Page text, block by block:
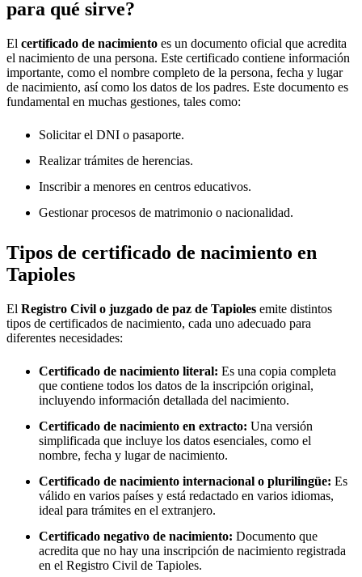
para qué sirve?
El certificado de nacimiento es un documento oficial que acredita
el nacimiento de una persona. Este certificado contiene información
importante, como el nombre completo de la persona, fecha y lugar
de nacimiento, así como los datos de los padres. Este documento es
fundamental en muchas gestiones, tales como:
Solicitar el DNI o pasaporte.
Realizar trámites de herencias.
Inscribir a menores en centros educativos.
Gestionar procesos de matrimonio o nacionalidad.
Tipos de certificado de nacimiento en
Tapioles
El Registro Civil o juzgado de paz de Tapioles emite distintos
tipos de certificados de nacimiento, cada uno adecuado para
diferentes necesidades:
Certificado de nacimiento literal: Es una copia completa
que contiene todos los datos de la inscripción original,
incluyendo información detallada del nacimiento.
Certificado de nacimiento en extracto: Una versión
simplificada que incluye los datos esenciales, como el
nombre, fecha y lugar de nacimiento.
Certificado de nacimiento internacional o plurilingüe: Es
válido en varios países y está redactado en varios idiomas,
ideal para trámites en el extranjero.
Certificado negativo de nacimiento: Documento que
acredita que no hay una inscripción de nacimiento registrada
en el Registro Civil de Tapioles.